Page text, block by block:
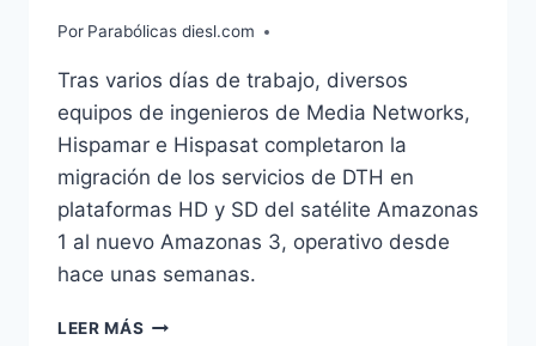
Por Parabólicas diesl.com
Tras varios días de trabajo, diversos
equipos de ingenieros de Media Networks,
Hispamar e Hispasat completaron la
migración de los servicios de DTH en
plataformas HD y SD del satélite Amazonas
1 al nuevo Amazonas 3, operativo desde
hace unas semanas.
LEER MÁS MEDIA